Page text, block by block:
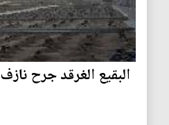
البقيع الغرقد جرح نازف